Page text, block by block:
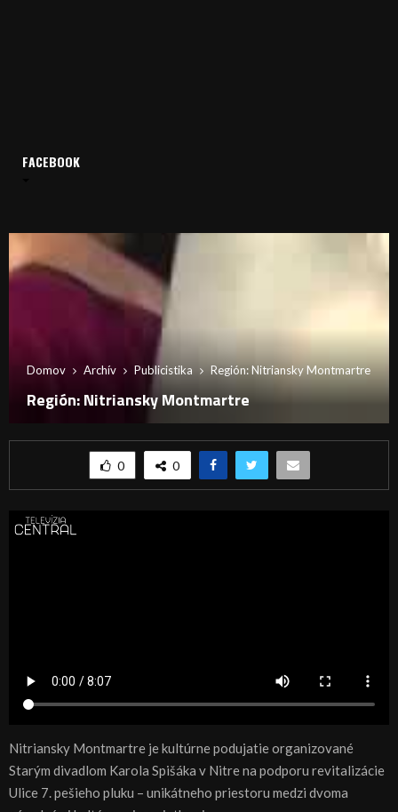
Domov Archív Publicistika Región: Nitriansky Montmartre
Región: Nitriansky Montmartre
0 0
Nitriansky Montmartre je kultúrne podujatie organizované
Starým divadlom Karola Spišáka v Nitre na podporu revitalizácie
Ulice 7. pešieho pluku – unikátneho priestoru medzi dvoma
FACEBOOK